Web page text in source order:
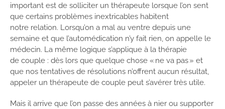
important est de solliciter un thérapeute lorsque l’on sent
que certains problèmes inextricables habitent
notre relation. Lorsqu’on a mal au ventre depuis une
semaine et que l’automédication n’y fait rien, on appelle le
médecin. La même logique s’applique à la thérapie
de couple : dès lors que quelque chose « ne va pas » et
que nos tentatives de résolutions n’offrent aucun résultat,
appeler un thérapeute de couple peut s’avérer très utile.
Mais il arrive que l’on passe des années à nier ou supporter